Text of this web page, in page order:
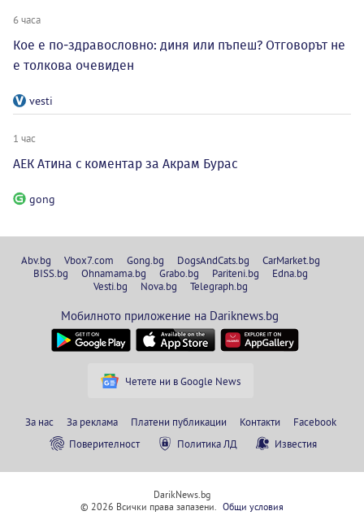
6 часа
Кое е по-здравословно: диня или пъпеш? Отговорът не
е толкова очевиден
vesti
1 час
АЕК Атина с коментар за Акрам Бурас
gong
Abv.bg Vbox7.com Gong.bg DogsAndCats.bg
CarMarket.bg
BISS.bg
Ohnamama.bg Grabo.bg Pariteni.bg
Edna.bg
Vesti.bg
Nova.bg Telegraph.bg
Мобилното приложение на Dariknews.bg
Четете ни в Google News
За нас За реклама Платени публикации Контакти
Facebook
Поверителност
Политика ЛД Известия
DarikNews.bg
© 2026 Всички права запазени. Общи условия